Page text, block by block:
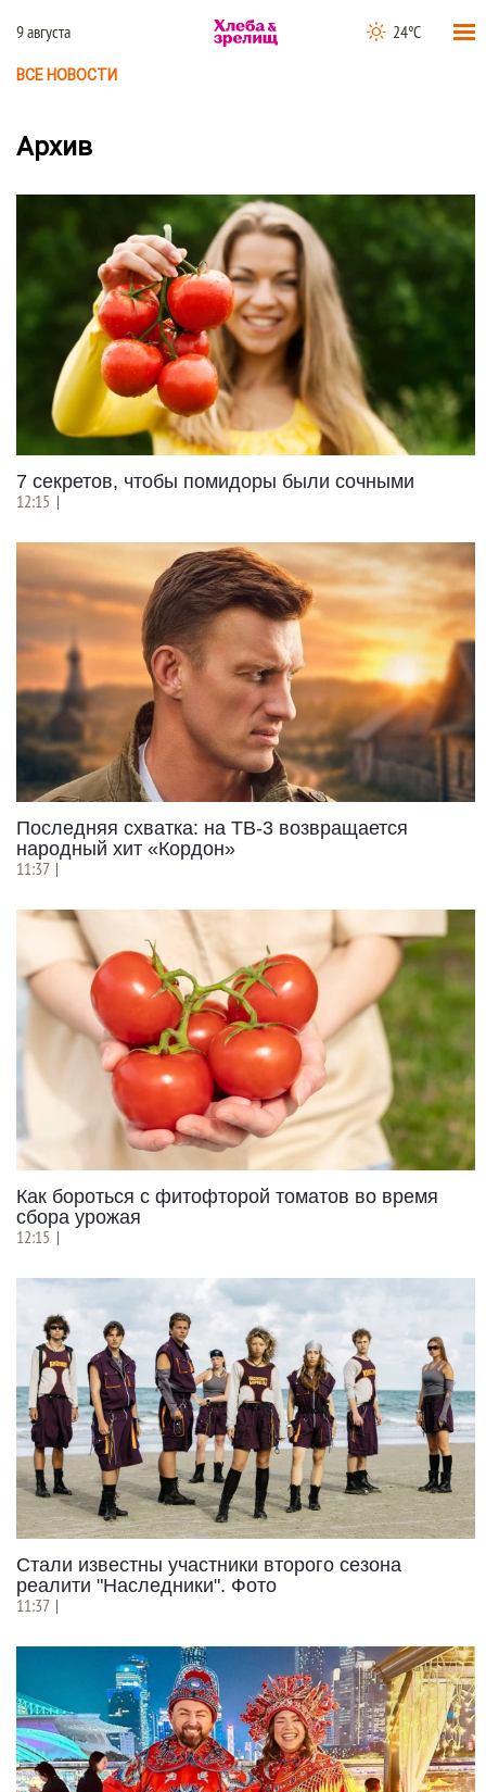
9 августа 24°C
ВСЕ НОВОСТИ
Архив
7 секретов, чтобы помидоры были сочными
12:15 |
Последняя схватка: на ТВ-3 возвращается
народный хит «Кордон»
11:37 |
Как бороться с фитофторой томатов во время
сбора урожая
12:15 |
Стали известны участники второго сезона
реалити "Наследники". Фото
11:37 |